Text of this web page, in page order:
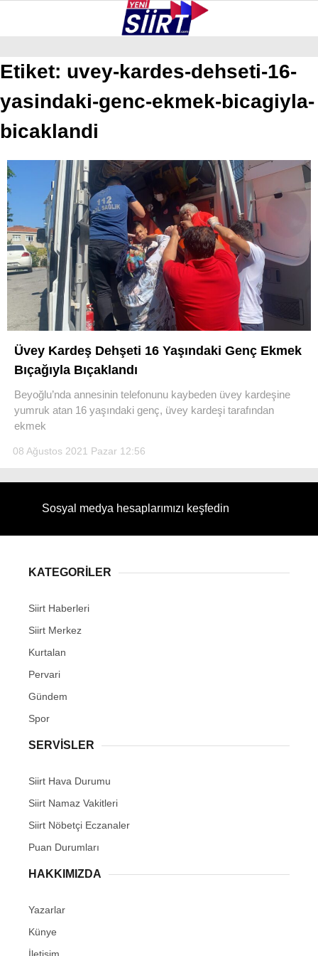
WhatsApp İhbar Hattı
Instagram
GALERİ VİDEO YAZARLAR
BAYKAN
PERVARI
ŞIRVAN
TILLO
GÜNDEM
NÖBETÇI ECZANELER
Etiket: uvey-kardes-dehseti-16-
yasindaki-genc-ekmek-bicagiyla-
bicaklandi
Üvey Kardeş Dehşeti 16 Yaşındaki Genç Ekmek
Bıçağıyla Bıçaklandı
Beyoğlu’nda annesinin telefonunu kaybeden üvey kardeşine
yumruk atan 16 yaşındaki genç, üvey kardeşi tarafından
ekmek
08 Ağustos 2021 Pazar 12:56
Sosyal medya hesaplarımızı keşfedin
KATEGORİLER
Siirt Haberleri
Siirt Merkez
Kurtalan
Pervari
Gündem
Spor
SERVİSLER
Siirt Hava Durumu
Siirt Namaz Vakitleri
Siirt Nöbetçi Eczanaler
Puan Durumları
HAKKIMIZDA
Yazarlar
Künye